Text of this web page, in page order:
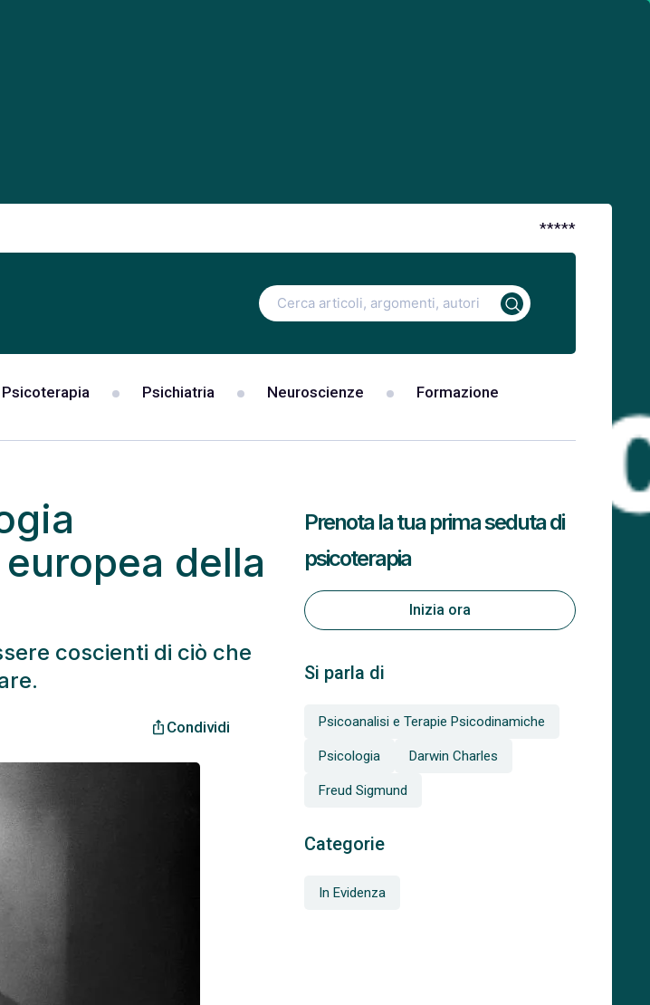
*****
Ricerca
per:
Psicoterapia Psichiatria Neuroscienze Formazione
della
coscienti di ciò che
ios_share Condividi
Si parla di
Psicoanalisi e Terapie Psicodinamiche
Psicologia Darwin Charles
Freud Sigmund
Categorie
In Evidenza
Prenota la tua prima seduta di
psicoterapia
Inizia ora